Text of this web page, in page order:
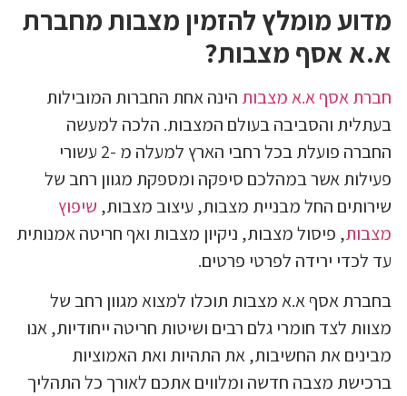
מדוע מומלץ להזמין מצבות מחברת
א.א אסף מצבות?
חברת אסף א.א מצבות הינה אחת החברות המובילות
בעתלית והסביבה בעולם המצבות. הלכה למעשה
החברה פועלת בכל רחבי הארץ למעלה מ -2 עשורי
פעילות אשר במהלכם סיפקה ומספקת מגוון רחב של
שירותים החל מבניית מצבות, עיצוב מצבות, שיפוץ
מצבות, פיסול מצבות, ניקיון מצבות ואף חריטה אמנותית
עד לכדי ירידה לפרטי פרטים.
בחברת אסף א.א מצבות תוכלו למצוא מגוון רחב של
מצוות לצד חומרי גלם רבים ושיטות חריטה ייחודיות, אנו
מבינים את החשיבות, את התהיות ואת האמוציות
ברכישת מצבה חדשה ומלווים אתכם לאורך כל התהליך